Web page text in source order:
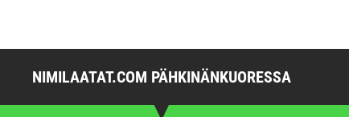
NIMILAATAT.COM PÄHKINÄNKUORESSA